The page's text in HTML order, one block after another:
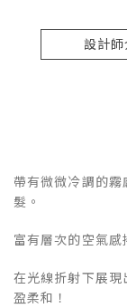
設計師
帶有微微冷調的
髮。
富有層次的空氣感
在光線折射下展
盈柔和！